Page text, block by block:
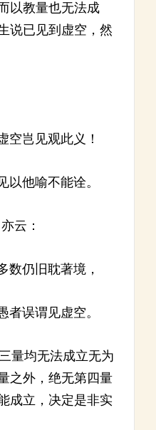
以教量也无法成
说已见到虚空，然
空岂见观此义！
以他喻不能诠。
云：
数仍旧耽著境，
者误谓见虚空。
量均无法成立无为
之外，绝无第四量
成立，决定是非实